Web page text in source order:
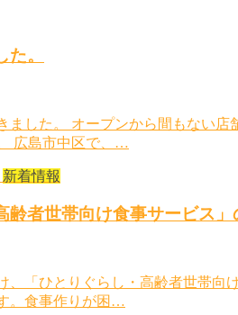
。
ました。 オープンから間もない
広島市中区で、…
新着情報
者世帯向け食事サービス」
、「ひとりぐらし・高齢者世帯
。食事作りが困…